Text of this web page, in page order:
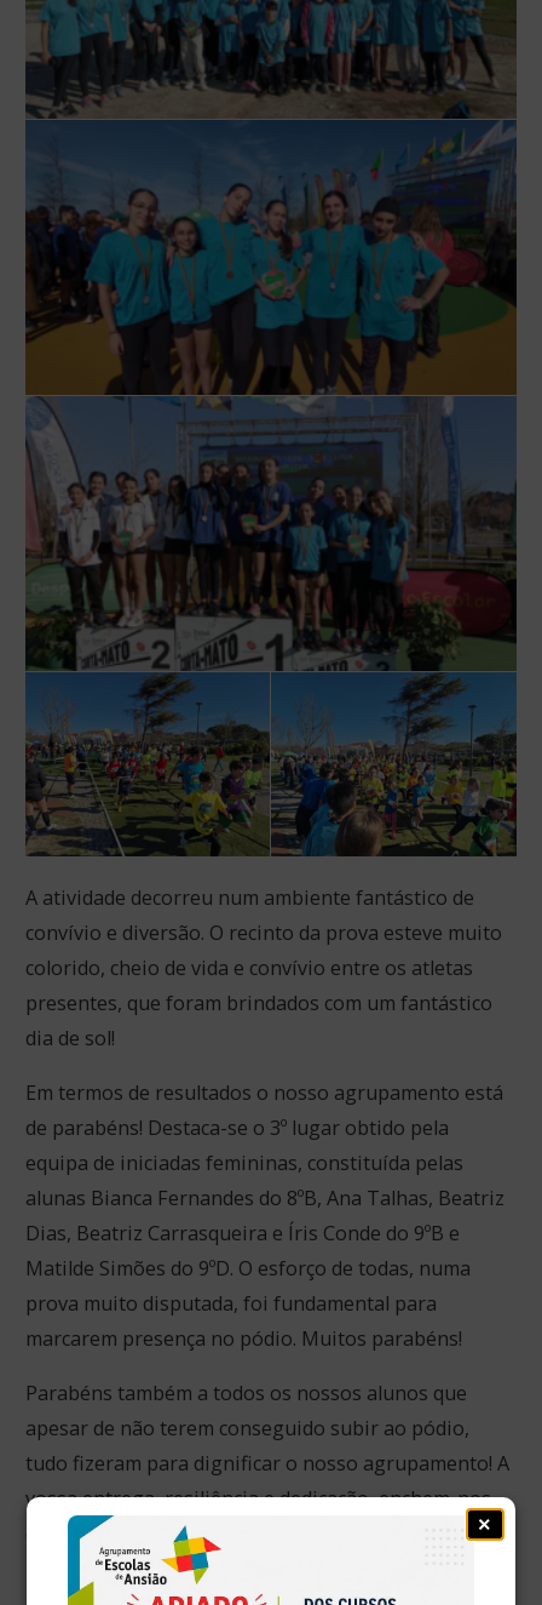
×
A atividade decorreu num ambiente fantástico de
convívio e diversão. O recinto da prova esteve muito
colorido, cheio de vida e convívio entre os atletas
presentes, que foram brindados com um fantástico
dia de sol!
Em termos de resultados o nosso agrupamento está
de parabéns! Destaca-se o 3º lugar obtido pela
equipa de iniciadas femininas, constituída pelas
alunas Bianca Fernandes do 8ºB, Ana Talhas, Beatriz
Dias, Beatriz Carrasqueira e Íris Conde do 9ºB e
Matilde Simões do 9ºD. O esforço de todas, numa
prova muito disputada, foi fundamental para
marcarem presença no pódio. Muitos parabéns!
Parabéns também a todos os nossos alunos que
apesar de não terem conseguido subir ao pódio,
tudo fizeram para dignificar o nosso agrupamento! A
vossa entrega, resiliência e dedicação, enchem-nos
de orgulho! Um bem haja a todos vós.
Na chegada à escola, a equipa de iniciadas femininas